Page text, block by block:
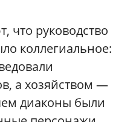
что руководство
коллегиальное:
а хозяйством —
диаконы были